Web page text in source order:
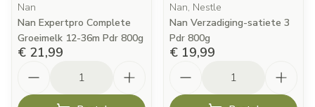
Nan
Nan Expertpro Complete
Groeimelk 12-36m Pdr 800g
€ 21,99
Nan, Nestle
Nan Verzadiging-satiete 3
Pdr 800g
€ 19,99